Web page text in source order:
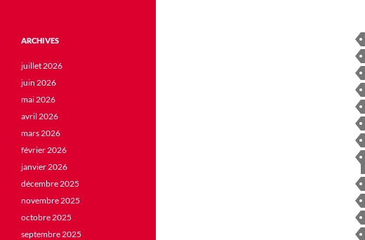
ARCHIVES
juillet 2026
juin 2026
mai 2026
avril 2026
mars 2026
février 2026
janvier 2026
décembre 2025
novembre 2025
octobre 2025
septembre 2025